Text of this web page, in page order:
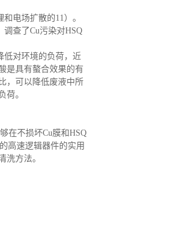
电场扩散的11）。
查了Cu污染对HSQ
对环境的负荷，近
是具有螯合效果的有
，可以降低废液中所
荷。
在不损坏Cu膜和HSQ
高速逻辑器件的实用
洗方法。